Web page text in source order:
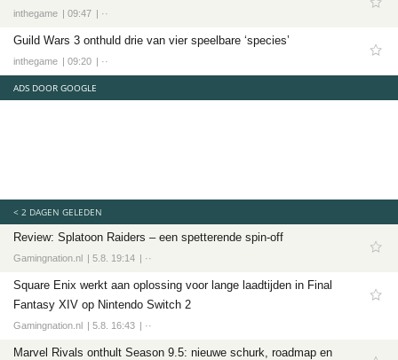
inthegame 09:47 ··
Guild Wars 3 onthuld drie van vier speelbare ‘species’
inthegame 09:20 ··
ADS DOOR GOOGLE
< 2 DAGEN GELEDEN
Review: Splatoon Raiders – een spetterende spin-off
Gamingnation.nl 5.8. 19:14 ··
Square Enix werkt aan oplossing voor lange laadtijden in Final
Fantasy XIV op Nintendo Switch 2
Gamingnation.nl 5.8. 16:43 ··
Marvel Rivals onthult Season 9.5: nieuwe schurk, roadmap en